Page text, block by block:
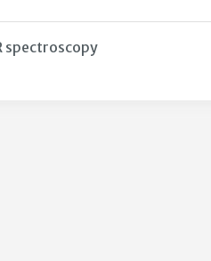
spectroscopy